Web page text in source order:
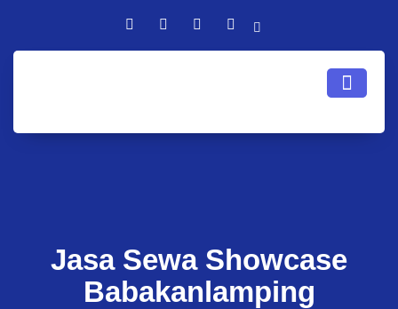
Jasa Sewa Showcase
Babakanlamping